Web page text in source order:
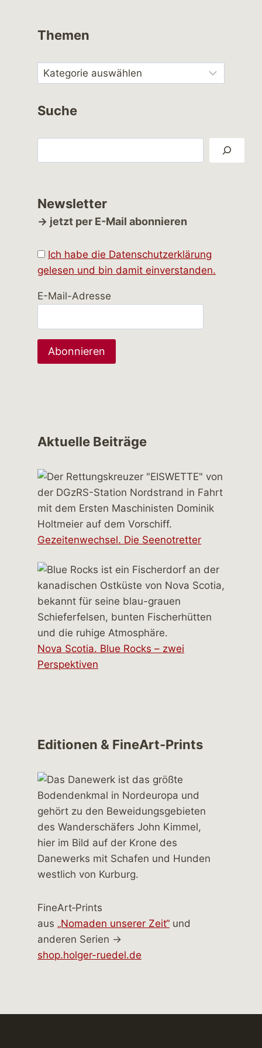
Themen
Suche
Newsletter
→ jetzt per E-Mail abonnieren
Ich habe die Datenschutzerklärung
gelesen und bin damit einverstanden.
E-Mail-Adresse
Aktuelle Beiträge
Gezeitenwechsel. Die Seenotretter
Nova Scotia. Blue Rocks – zwei
Perspektiven
Editionen & FineArt-Prints
FineArt‑Prints
aus „Nomaden unserer Zeit“ und
anderen Serien →
shop.holger-ruedel.de